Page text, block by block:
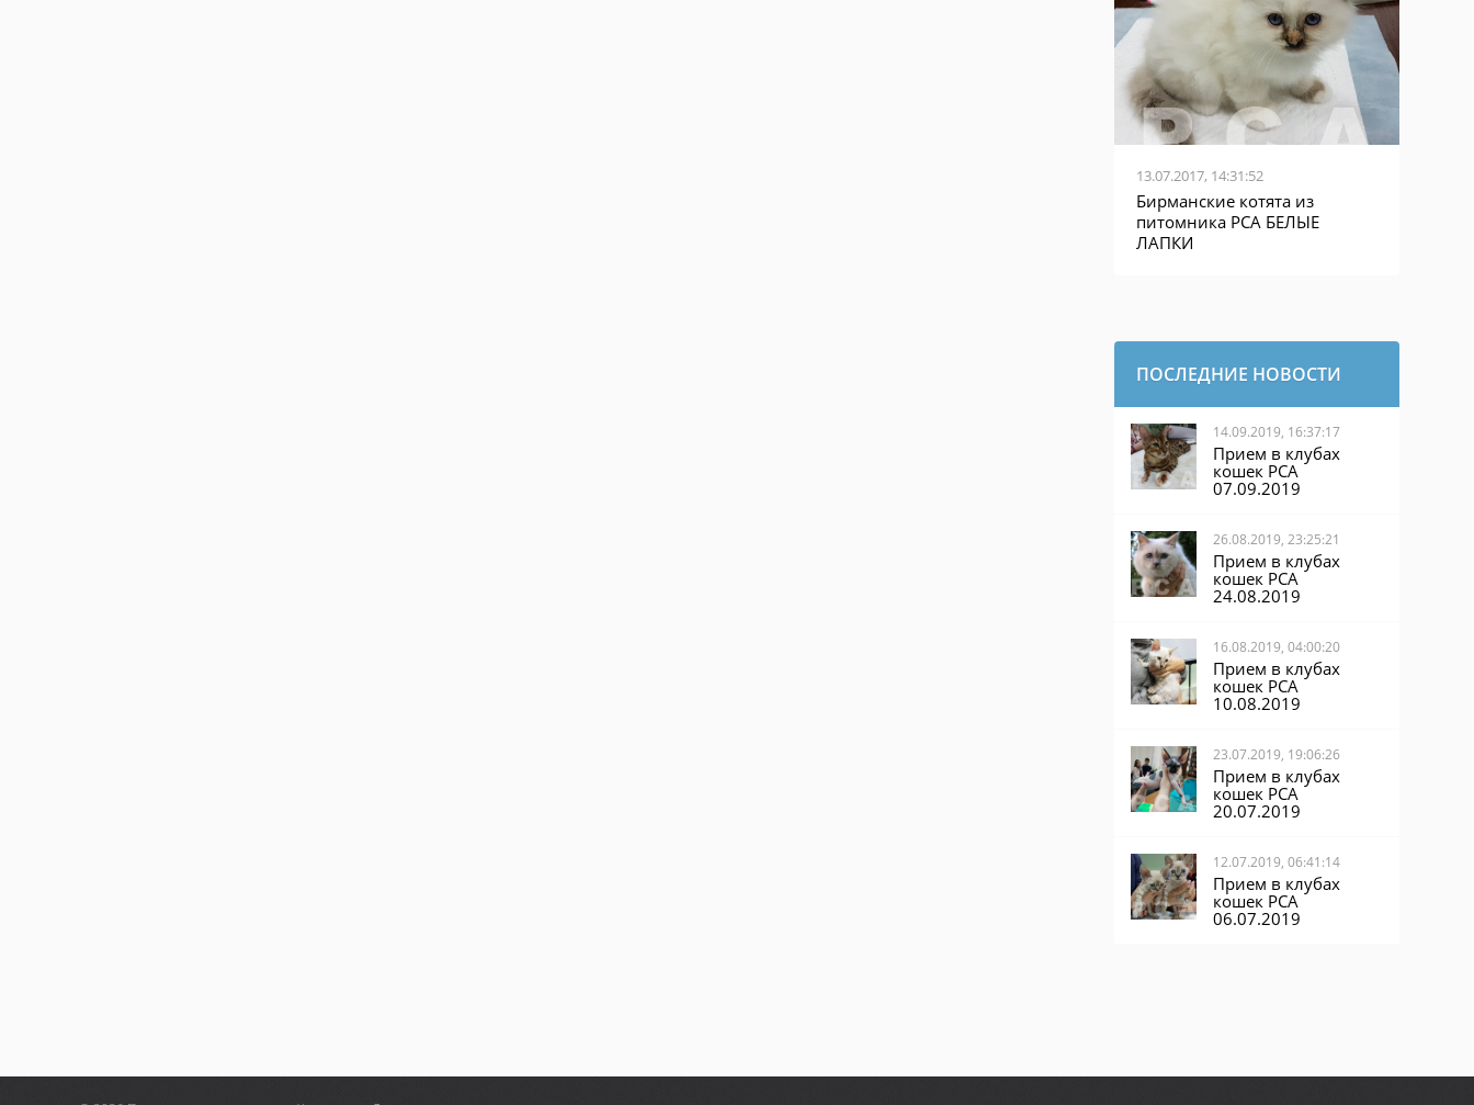
13.07.2017, 14:31:52
Бирманские котята из
питомника PCA БЕЛЫЕ
ЛАПКИ
ПОСЛЕДНИЕ НОВОСТИ
14.09.2019, 16:37:17
Прием в клубах
кошек PCA
07.09.2019
26.08.2019, 23:25:21
Прием в клубах
кошек PCA
24.08.2019
16.08.2019, 04:00:20
Прием в клубах
кошек PCA
10.08.2019
23.07.2019, 19:06:26
Прием в клубах
кошек PCA
20.07.2019
12.07.2019, 06:41:14
Прием в клубах
кошек PCA
06.07.2019